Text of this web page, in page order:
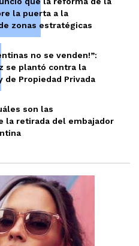
la puerta a la
zonas estratégicas
no se venden!”:
se plantó contra la
de Propiedad Privada
son las
la retirada del embajador